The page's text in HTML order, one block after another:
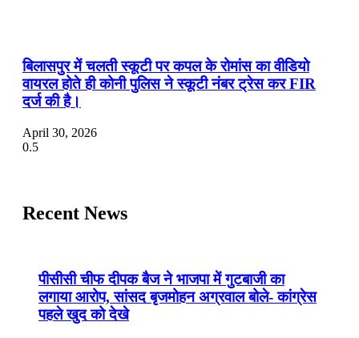
बिलासपुर में चलती स्कूटी पर कपल के रोमांस का वीडियो
वायरल होते ही कोनी पुलिस ने स्कूटी नंबर ट्रेस कर FIR
दर्ज की है।
April 30, 2026
Recent News
पीसीसी चीफ दीपक बैज ने भाजपा में गुटबाजी का
लगाया आरोप, सांसद बृजमोहन अग्रवाल बोले- कांग्रेस
पहले खुद को देखे